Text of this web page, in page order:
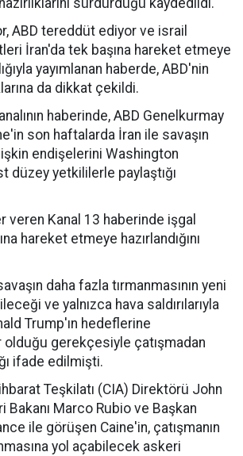
sürdürdüğü kaydedildi.
ABD tereddüt ediyor ve israil
İran'da tek başına hareket etmeye
yayımlanan haberde, ABD'nin
da dikkat çekildi.
haberinde, ABD Genelkurmay
son haftalarda İran ile savaşın
endişelerini Washington
düzey yetkililerle paylaştığı
veren Kanal 13 haberinde işgal
hareket etmeye hazırlandığını
daha fazla tırmanmasının yeni
ve yalnızca hava saldırılarıyla
Trump'ın hedeflerine
olduğu gerekçesiyle çatışmadan
ifade edilmişti.
Teşkilatı (CIA) Direktörü John
Bakanı Marco Rubio ve Başkan
ile görüşen Caine'in, çatışmanın
yol açabilecek askeri